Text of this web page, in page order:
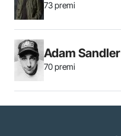
73 premi
Adam Sandler
70 premi